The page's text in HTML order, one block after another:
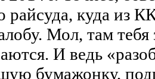
куда из
Мол, там тебя
И ведь
бумажонку,